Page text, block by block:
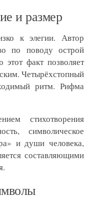
и размер
к элегии. Автор
по поводу острой
факт позволяет
Четырёхстопный
ритм. Рифма
стихотворения
символическое
и души человека,
составляющими